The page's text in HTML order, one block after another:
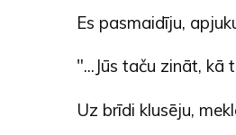
Es pasmaidīju,
"...Jūs taču zināt, kā
Uz brīdi klusēju,